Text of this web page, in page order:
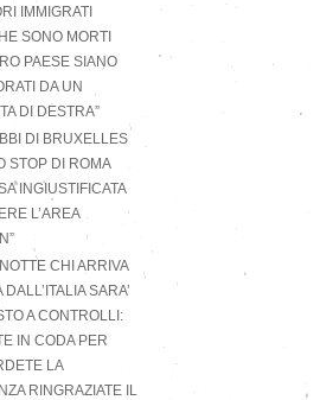
IMMIGRATI
SONO MORTI
PAESE SIANO
DA UN
DI DESTRA”
DI BRUXELLES
STOP DI ROMA
INGIUSTIFICATA
L’AREA
CHI ARRIVA
DALL’ITALIA SARA’
A CONTROLLI:
IN CODA PER
LA
RINGRAZIATE IL